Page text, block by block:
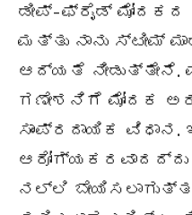
ಡೀಪ್-ಫ್ರೈಡ್
ಮತ್ತು ನಾನು ಸ್ಟೀಮ್
ಆದ್ಯತೆ ನೀಡುತ್ತೇನೆ.
ಗಣೇಶನಿಗೆ ಮೋದಕ
ಸಾಂಪ್ರದಾಯಿಕ
ನಲ್ಲಿ